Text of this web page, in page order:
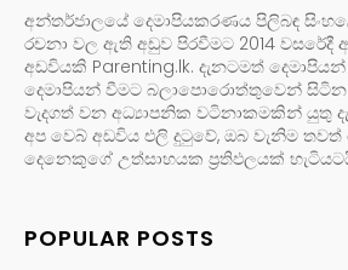
අන්තර්ජාලයේ දෙමාපියකරණය පිලිබඳ
රචනා වල ඇති අඩුව පිරවීමට 2014
අඩවියකි Parenting.lk. දැනටමත්
දෙමාපියන් වීමට බලාපොරොත්තුවෙන්
වැදගත් වන අධ්‍යාපනික වටිනාකමකින් යුතු
අප වෙබ් අඩවිය එලි දුටුවේ, ඔබ වැනිම
දෙනෙකුගේ උත්සාහයක ප්‍රතිඵලයක්
POPULAR POSTS